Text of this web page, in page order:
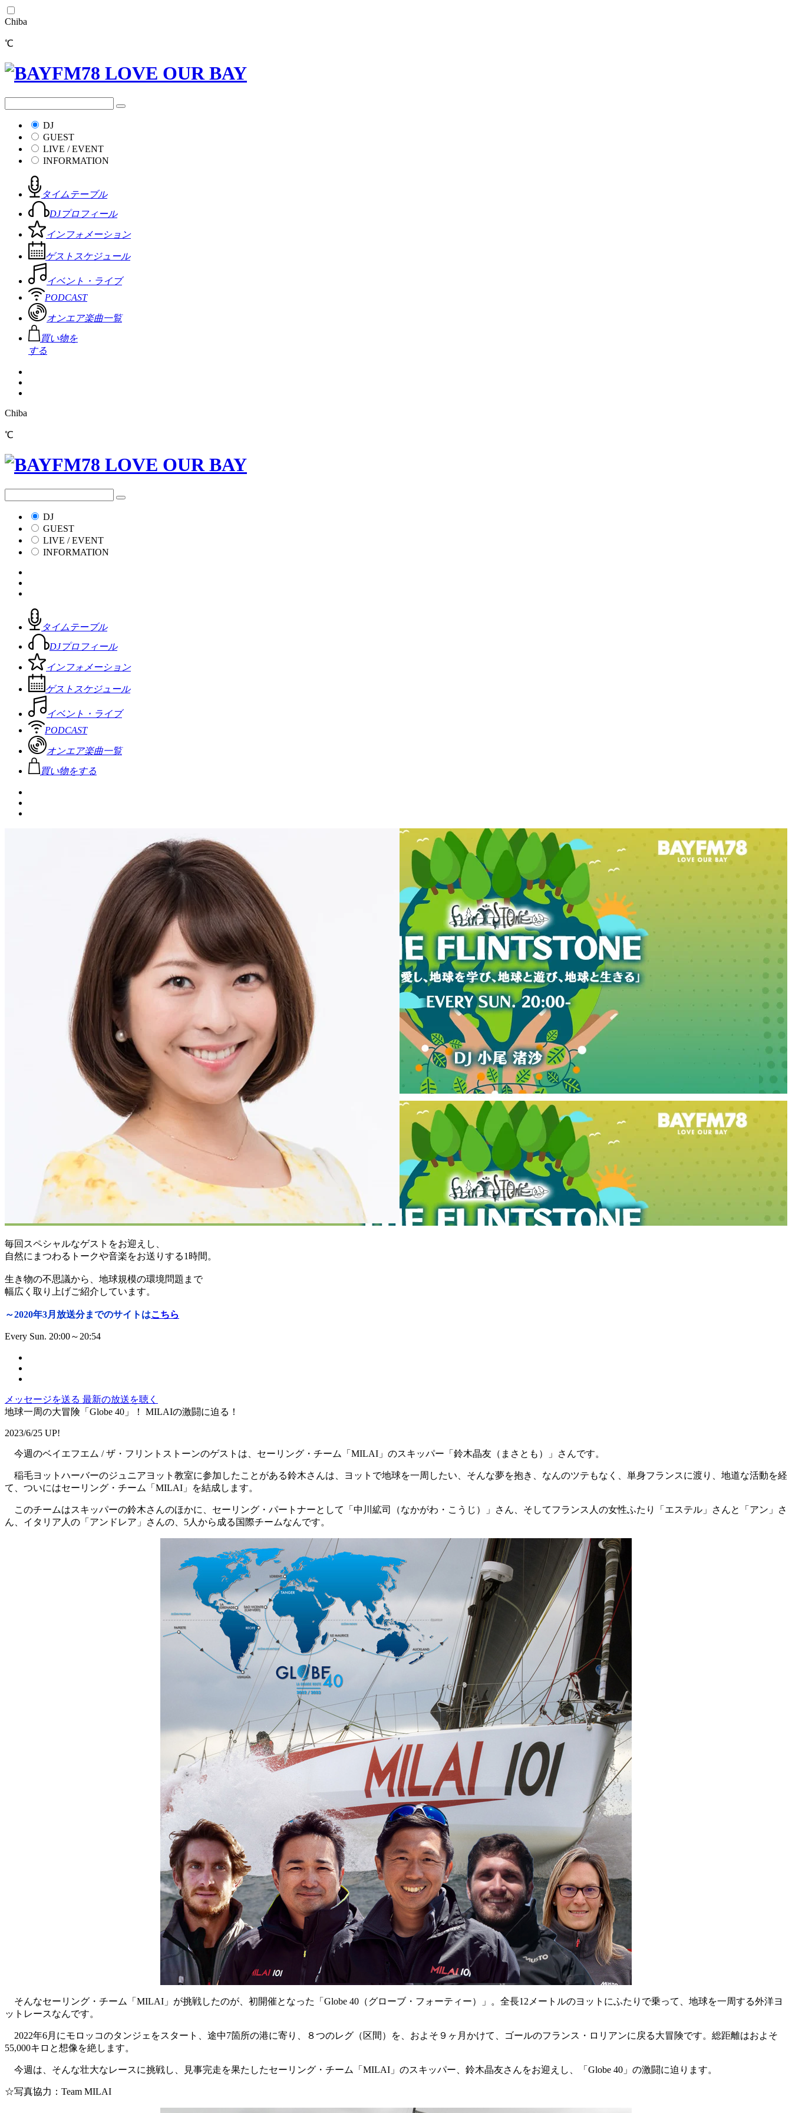
Chiba
℃
DJ
GUEST
LIVE / EVENT
INFORMATION
タイムテーブル
DJプロフィール
インフォメーション
ゲストスケジュール
イベント・ライブ
PODCAST
オンエア楽曲一覧
買い物を
する
Chiba
℃
DJ
GUEST
LIVE / EVENT
INFORMATION
タイムテーブル
DJプロフィール
インフォメーション
ゲストスケジュール
イベント・ライブ
PODCAST
オンエア楽曲一覧
買い物をする
毎回スペシャルなゲストをお迎えし、
自然にまつわるトークや音楽をお送りする1時間。
生き物の不思議から、地球規模の環境問題まで
幅広く取り上げご紹介しています。
～2020年3月放送分までのサイトはこちら
Every Sun. 20:00～20:54
メッセージを送る 最新の放送を聴く
地球一周の大冒険「Globe 40」！ MILAIの激闘に迫る！
2023/6/25 UP!
今週のベイエフエム / ザ・フリントストーンのゲストは、セーリング・チーム「MILAI」のスキッパー「鈴木晶友（まさとも）」さんです。
稲毛ヨットハーバーのジュニアヨット教室に参加したことがある鈴木さんは、ヨットで地球を一周したい、そんな夢を抱き、なんのツテもなく、単身フランスに渡り、地道な活動を経
て、ついにはセーリング・チーム「MILAI」を結成します。
このチームはスキッパーの鈴木さんのほかに、セーリング・パートナーとして「中川絋司（なかがわ・こうじ）」さん、そしてフランス人の女性ふたり「エステル」さんと「アン」さ
ん、イタリア人の「アンドレア」さんの、5人から成る国際チームなんです。
そんなセーリング・チーム「MILAI」が挑戦したのが、初開催となった「Globe 40（グローブ・フォーティー）」。全長12メートルのヨットにふたりで乗って、地球を一周する外洋ヨ
ットレースなんです。
2022年6月にモロッコのタンジェをスタート、途中7箇所の港に寄り、８つのレグ（区間）を、およそ９ヶ月かけて、ゴールのフランス・ロリアンに戻る大冒険です。総距離はおよそ
55,000キロと想像を絶します。
今週は、そんな壮大なレースに挑戦し、見事完走を果たしたセーリング・チーム「MILAI」のスキッパー、鈴木晶友さんをお迎えし、「Globe 40」の激闘に迫ります。
☆写真協力：Team MILAI